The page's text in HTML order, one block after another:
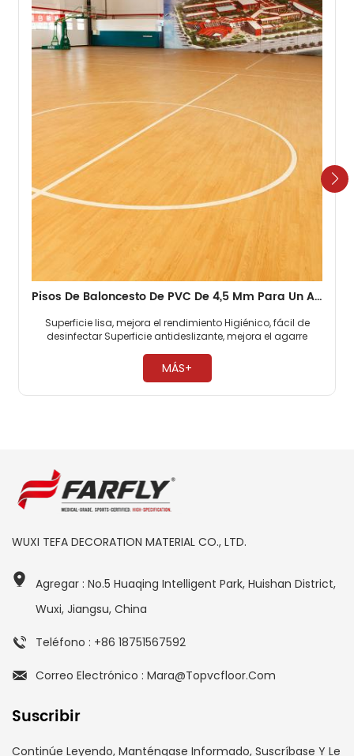
Pisos De Baloncesto De PVC De 4,5 Mm Para Un Alto Rendimiento
Superficie lisa, mejora el rendimiento Higiénico, fácil de
desinfectar Superficie antideslizante, mejora el agarre ​
MÁS+
WUXI TEFA DECORATION MATERIAL CO., LTD.
Agregar : No.5 Huaqing Intelligent Park, Huishan District,
Wuxi, Jiangsu, China
Teléfono : +86 18751567592
Correo Electrónico : Mara@topvcfloor.com
Suscribir
Continúe Leyendo, Manténgase Informado, Suscríbase Y Le